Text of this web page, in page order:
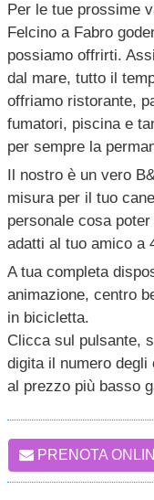
Per le tue prossime
Felcino a Fabro
possiamo offrirti.
dal mare, tutto il
offriamo ristorante,
fumatori, piscina e
per sempre la
Il nostro è un vero
misura per il tuo
personale cosa
adatti al tuo amico a
A tua completa
animazione, centro
in bicicletta.
Clicca sul pulsante,
digita il numero degli
al prezzo più basso
PRENOTA